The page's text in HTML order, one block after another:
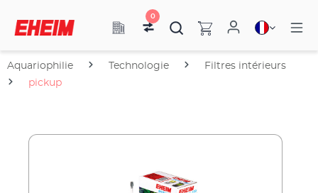
0
Aquariophilie Technologie
Filtres intérieurs
pickup